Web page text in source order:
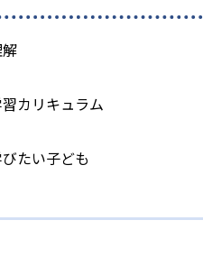
カリキュラム
たい子ども